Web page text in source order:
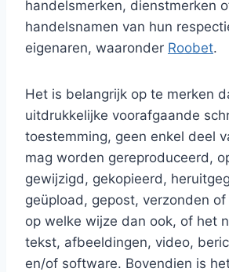
handelsmerken, dienstmerken
handelsnamen van hun
eigenaren, waaronder Roobet.
Het is belangrijk op te merken
uitdrukkelijke voorafgaande
toestemming, geen enkel deel
mag worden gereproduceerd,
gewijzigd, gekopieerd,
geüpload, gepost, verzonden
op welke wijze dan ook, of het
tekst, afbeeldingen, video,
en/of software. Bovendien is